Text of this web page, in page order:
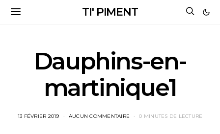
TI' PIMENT
Dauphins-en-
martinique1
13 FÉVRIER 2019 AUCUN COMMENTAIRE 0 MINUTES DE LECTURE